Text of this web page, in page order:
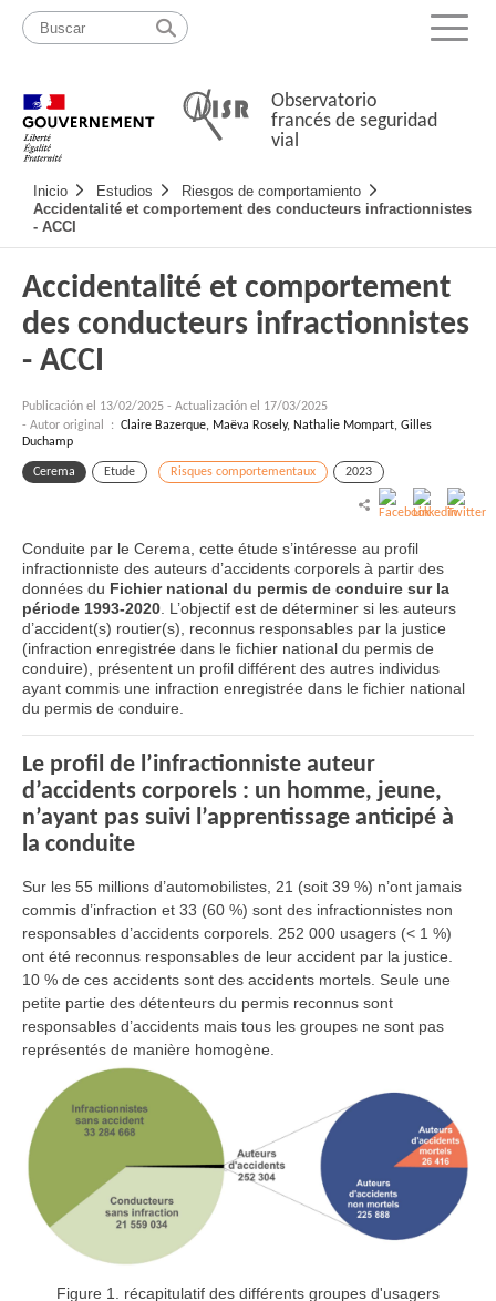
Pasar
contenido
Mapa
web
Menu
Observatorio
francés de seguridad
vial
Navigation
principale
Inicio Estudios
Riesgos de comportamiento
Accidentalité et comportement des conducteurs infractionnistes
- ACCI
Accidentalité et comportement
des conducteurs infractionnistes
- ACCI
Publicación el 13/02/2025 - Actualización el 17/03/2025
- Autor original : Claire Bazerque, Maëva Rosely, Nathalie Mompart, Gilles
Duchamp
Cerema Etude Risques comportementaux 2023
Conduite par le Cerema, cette étude s’intéresse au profil
infractionniste des auteurs d’accidents corporels à partir des
données du Fichier national du permis de conduire sur la
période 1993-2020 . L’objectif est de déterminer si les auteurs
d’accident(s) routier(s), reconnus responsables par la justice
(infraction enregistrée dans le fichier national du permis de
conduire), présentent un profil différent des autres individus
ayant commis une infraction enregistrée dans le fichier national
du permis de conduire.
Le profil de l’infractionniste auteur
d’accidents corporels : un homme, jeune,
n’ayant pas suivi l’apprentissage anticipé à
la conduite
Sur les 55 millions d’automobilistes, 21 (soit 39 %) n’ont jamais
commis d’infraction et 33 (60 %) sont des infractionnistes non
responsables d’accidents corporels. 252 000 usagers (< 1 %)
ont été reconnus responsables de leur accident par la justice.
10 % de ces accidents sont des accidents mortels. Seule une
petite partie des détenteurs du permis reconnus sont
responsables d’accidents mais tous les groupes ne sont pas
représentés de manière homogène.
Figure 1. récapitulatif des différents groupes d'usagers